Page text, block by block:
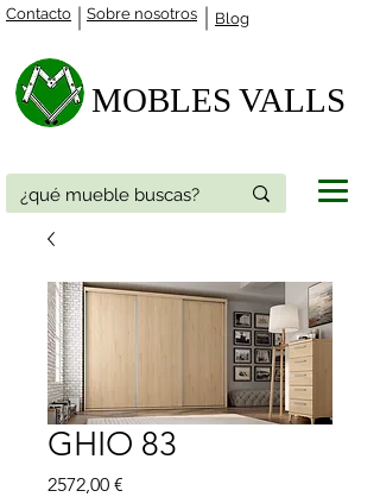
Contacto Blog
Sobre nosotros
MOBLES VALLS​
GHIO 83
2572,00 €